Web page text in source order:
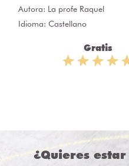
Autora: La profe Raquel
Idioma: Castellano
Gratis
¿Quieres